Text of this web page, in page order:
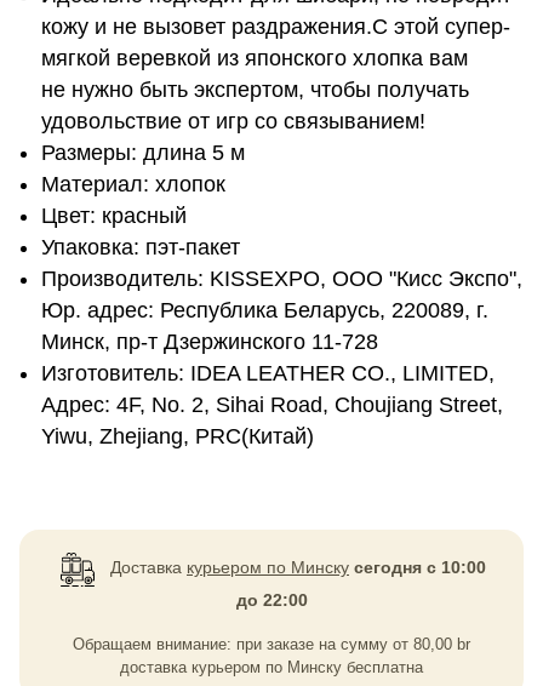
кожу и не вызовет раздражения.С этой супер-
мягкой веревкой из японского хлопка вам
не нужно быть экспертом, чтобы получать
удовольствие от игр со связыванием!
Размеры: длина 5 м
Материал: хлопок
Цвет: красный
Упаковка: пэт-пакет
Производитель: KISSEXPO, ОOО "Кисс Экспо",
Юр. адрес: Республика Беларусь, 220089, г.
Минск, пр-т Дзержинского 11-728
Изготовитель: IDEA LEATHER CO., LIMITED,
Адрес: 4F, No. 2, Sihai Road, Choujiang Street,
Yiwu, Zhejiang, PRC(Китай)
Доставка курьером по Минску сегодня с 10:00
до 22:00
Обращаем внимание: при заказе на сумму от 80,00 br
доставка курьером по Минску бесплатна